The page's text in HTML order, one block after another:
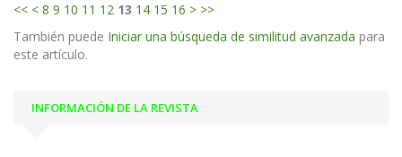
<< < 8 9 10 11 12 13 14 15 16 > >>
También puede Iniciar una búsqueda de similitud avanzada para
este artículo.
INFORMACIÓN DE LA REVISTA